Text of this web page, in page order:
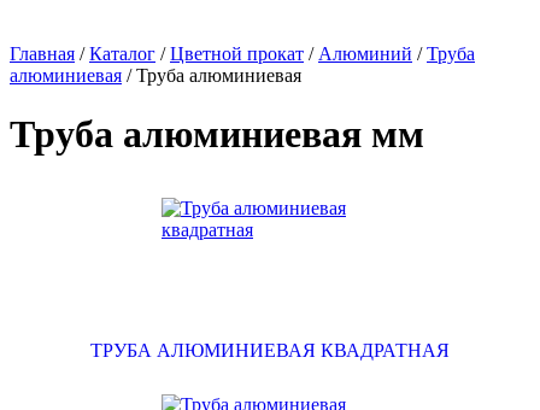
Главная /Каталог /Цветной прокат / Алюминий /Труба
алюминиевая /Труба алюминиевая
Труба алюминиевая мм
ТРУБА АЛЮМИНИЕВАЯ КВАДРАТНАЯ